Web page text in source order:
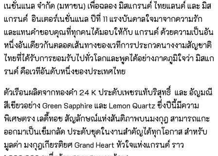
เนชั่นแนล จำกัด (มหาชน) เพื่อฉลอง มิสแกรนด์ ไทยแลนด์ และ มิส
แกรนด์ อินเตอร์เนชั่นแนล ปีที่ 11 แรงบันดาลใจมาจากความรัก
และแทนคำขอบคุณที่ทุกคนได้มอบให้กับ แกรนด์ ด้วยความเป็นอัน
หนึ่งอันเดียวกันตลอดเส้นทางของเวทีการประกวดนางงามสัญชาติ
ไทยที่ได้รับการยอมรับไปทั่วโลกและพูดได้อย่างภาคภูมิใจว่า มิสแก
รนด์ คือเวทีอันดับหนึ่งของประเทศไทย
ตัวเรือนผลิตจากทองคำ 24 K ประดับเพชรแท้บริสุทธิ์ และ อัญมณี
สีเขียวอย่าง Green Sapphire และ Lemon Quartz ซึ่งปีนี้มีความ
พิเศษตรง เลดี้ทอช สัญลักษณ์แห่งสันติภาพบนมงกุฎ สามารถแกะ
ออกมาเป็นเข็มกลัด ประดับชุดในงานสำคัญได้ทุกโอกาส สำหรับ
มูลค่า มงกุฎเกียรติยศ Grand Heart หัวใจแห่งแกรนด์ ราว